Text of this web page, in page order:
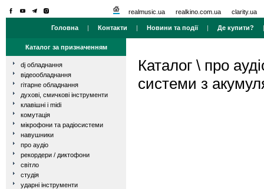
realmusic.ua realkino.com.ua clarity.ua
Головна | Контакти | Новини та події| Де купити?
Каталог за призначенням
dj обладнання
відеообладнання
гітарне обладнання
духові, смичкові інструменти
клавішні і midi
комутація
мікрофони та радіосистеми
навушники
про аудіо
рекордери / диктофони
світло
студія
ударні інструменти
Каталог \ про
системи з